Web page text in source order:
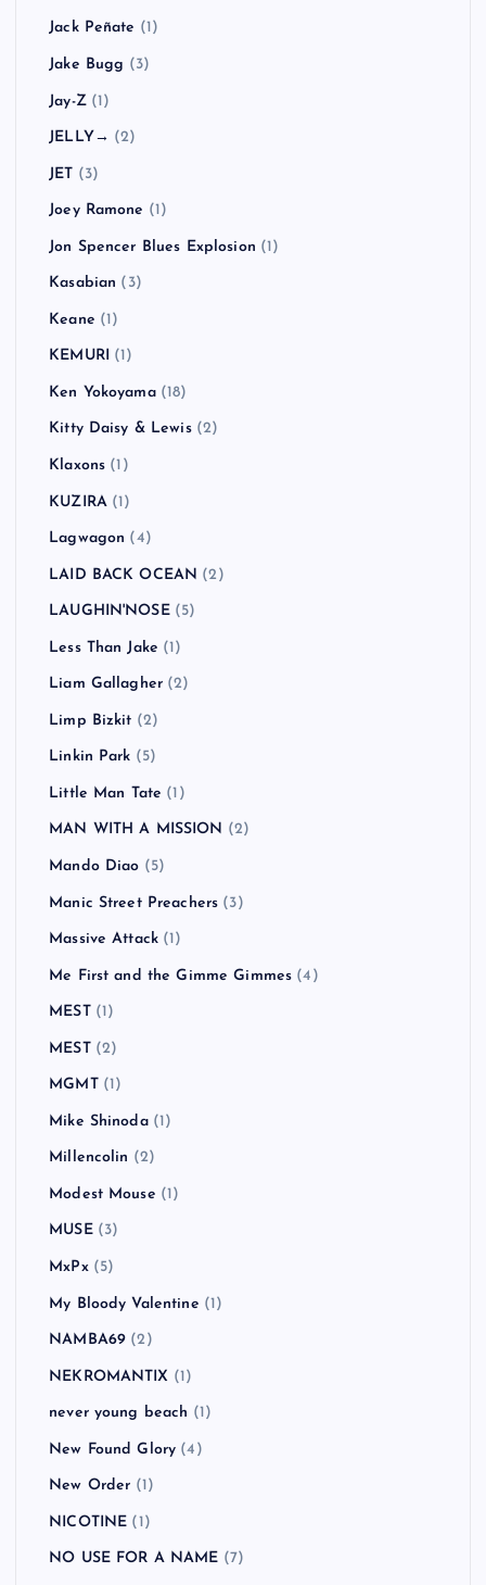
Jack Peñate (1)
Jake Bugg (3)
Jay-Z(1)
JELLY→ (2)
JET (3)
Joey Ramone (1)
Jon Spencer Blues Explosion (1)
Kasabian (3)
Keane (1)
KEMURI (1)
Ken Yokoyama(18)
Kitty Daisy & Lewis(2)
Klaxons (1)
KUZIRA(1)
Lagwagon (4)
LAID BACK OCEAN (2)
LAUGHIN'NOSE(5)
Less Than Jake (1)
Liam Gallagher (2)
Limp Bizkit (2)
Linkin Park (5)
Little Man Tate (1)
MAN WITH A MISSION (2)
Mando Diao (5)
Manic Street Preachers (3)
Massive Attack (1)
Me First and the Gimme Gimmes (4)
MEST(1)
MEST(2)
MGMT(1)
Mike Shinoda(1)
Millencolin (2)
Modest Mouse (1)
MUSE(3)
MxPx(5)
My Bloody Valentine (1)
NAMBA69 (2)
NEKROMANTIX (1)
never young beach (1)
New Found Glory (4)
New Order (1)
NICOTINE (1)
NO USE FOR A NAME (7)